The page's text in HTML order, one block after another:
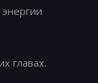
главах.